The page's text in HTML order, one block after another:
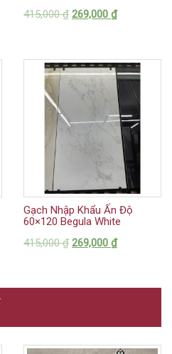
415,000₫ 269,000 ₫
Gạch Nhập Khẩu Ấn Độ
60×120 Begula White
415,000₫ 269,000 ₫